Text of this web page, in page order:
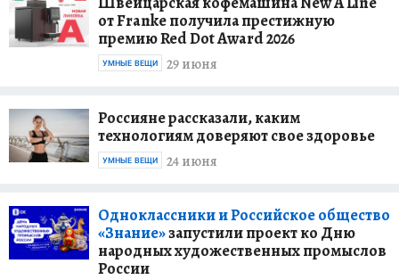
от Franke получила престижную
премию Red Dot Award 2026
29 июня
УМНЫЕ ВЕЩИ
Россияне рассказали, каким
технологиям доверяют свое здоровье
24 июня
УМНЫЕ ВЕЩИ
Одноклассники и Российское общество
«Знание»запустили проект ко Дню
народных художественных промыслов
России